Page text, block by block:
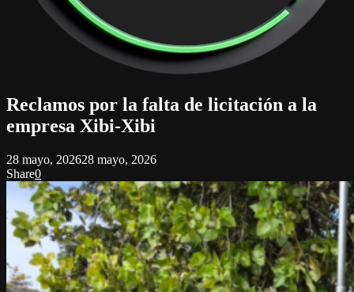
Reclamos por la falta de licitación a la
empresa Xibi-Xibi
28 mayo, 202628 mayo, 2026
Share0